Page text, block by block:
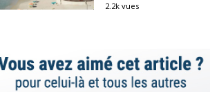
2.2k vues